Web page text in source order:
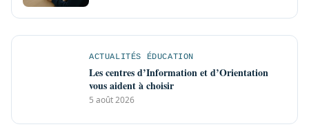
ACTUALITÉS ÉDUCATION
Les centres d’Information et d’Orientation
vous aident à choisir
5 août 2026